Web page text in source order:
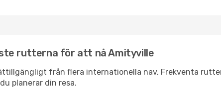
rutterna för att nå Amityville
från flera internationella nav. Frekventa
planerar din resa.